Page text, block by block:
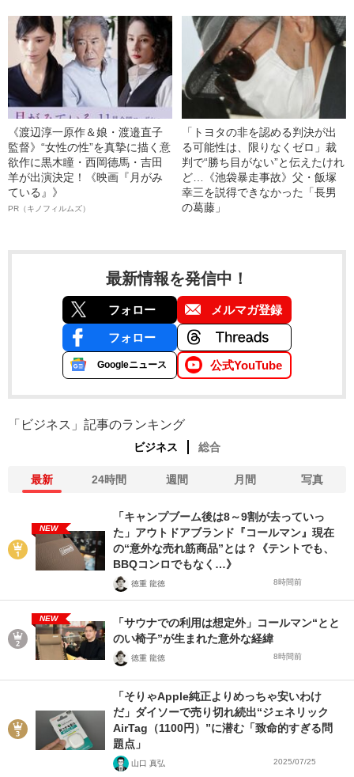
《渡辺淳一原作＆娘・渡邉直子
監督》“女性の性”を真摯に描く意
欲作に黒木瞳・西岡德馬・吉田
羊が出演決定！《映画『月がみ
ている』》
PR（キノフィルムズ）
「トヨタの非を認める判決が出
る可能性は、限りなくゼロ」裁
判で“勝ち目がない”と伝えたけれ
ど…《池袋暴走事故》父・飯塚
幸三を説得できなかった「長男
の葛藤」
最新情報を発信中！
フォロー メルマガ登録
フォロー
Googleニュース 公式YouTube
「ビジネス」記事のランキング
ビジネス 総合
最新 24時間 週間 月間 写真
NEW
「キャンプブーム後は8～9割が去っていっ
た」アウトドアブランド『コールマン』現在
の“意外な売れ筋商品”とは？《テントでも、
BBQコンロでもなく…》
徳重 龍徳 8時間前
NEW
「サウナでの利用は想定外」コールマン“とと
のい椅子”が生まれた意外な経緯
徳重 龍徳 8時間前
「そりゃApple純正よりめっちゃ安いわけ
だ」ダイソーで売り切れ続出“ジェネリック
AirTag（1100円）”に潜む「致命的すぎる問
題点」
山口 真弘 2025/07/25